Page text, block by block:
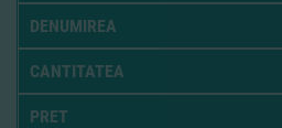
DENUMIREA
CANTITATEA
PRET